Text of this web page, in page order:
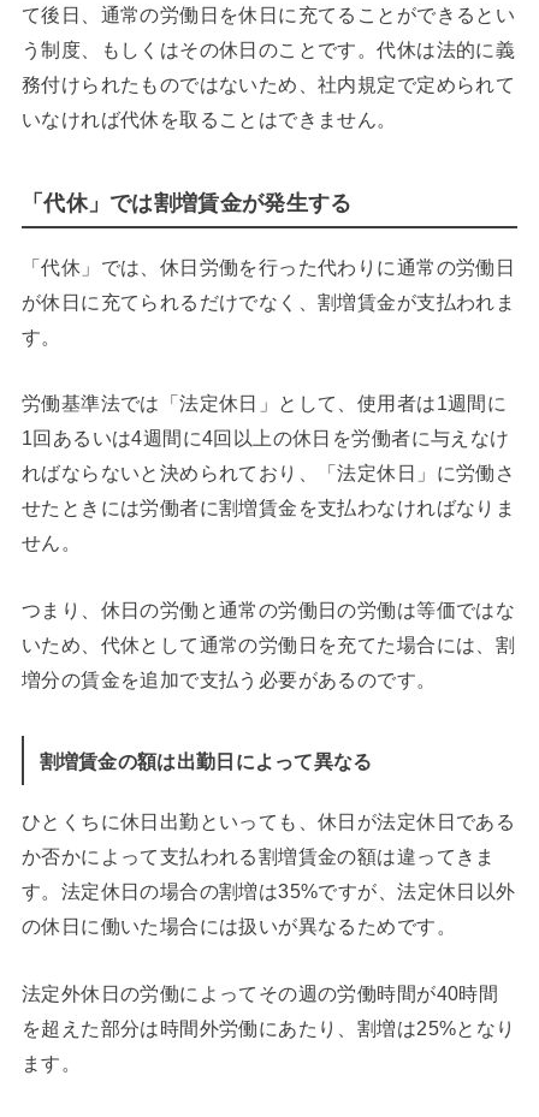
て後日、通常の労働日を休日に充てることができるとい
う制度、もしくはその休日のことです。代休は法的に義
務付けられたものではないため、社内規定で定められて
いなければ代休を取ることはできません。
「代休」では割増賃金が発生する
「代休」では、休日労働を行った代わりに通常の労働日
が休日に充てられるだけでなく、割増賃金が支払われま
す。
労働基準法では「法定休日」として、使用者は1週間に
1回あるいは4週間に4回以上の休日を労働者に与えなけ
ればならないと決められており、「法定休日」に労働さ
せたときには労働者に割増賃金を支払わなければなりま
せん。
つまり、休日の労働と通常の労働日の労働は等価ではな
いため、代休として通常の労働日を充てた場合には、割
増分の賃金を追加で支払う必要があるのです。
割増賃金の額は出勤日によって異なる
ひとくちに休日出勤といっても、休日が法定休日である
か否かによって支払われる割増賃金の額は違ってきま
す。法定休日の場合の割増は35%ですが、法定休日以外
の休日に働いた場合には扱いが異なるためです。
法定外休日の労働によってその週の労働時間が40時間
を超えた部分は時間外労働にあたり、割増は25%となり
ます。